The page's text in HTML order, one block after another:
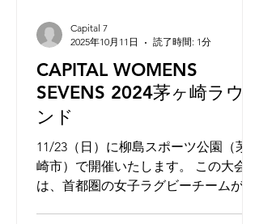
CAPITAL WOMENS
SEVENS 2024茅ヶ崎ラウ
ンド
11/23（日）に柳島スポーツ公園（茅ヶ
崎市）で開催いたします。 この大会
は、首都圏の女子ラグビーチームが総
Capital 7
2025年10月11日
読了時間: 1分